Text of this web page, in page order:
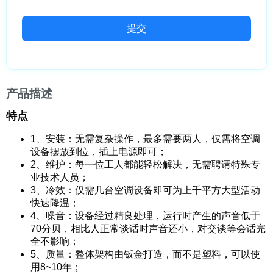
提交
产品描述
特点
1、安装：无需复杂操作，最多需要两人，仅需将空调
设备摆放到位，插上电源即可；
2、维护：每一位工人都能轻松解决，无需聘请特殊专
业技术人员；
3、冷效：仅需几台空调设备即可为上千平方大型活动
快速降温；
4、噪音：设备经过精良处理，运行时产生的声音低于
70分贝，相比人正常谈话时声音还小，对交谈等会话完
全不影响；
5、质量：整体架构由钣金打造，而不是塑料，可以使
用8~10年；